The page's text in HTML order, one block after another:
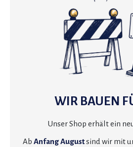
WIR BAUEN
Unser Shop erhält ein
Ab Anfang Augustsind wir mit